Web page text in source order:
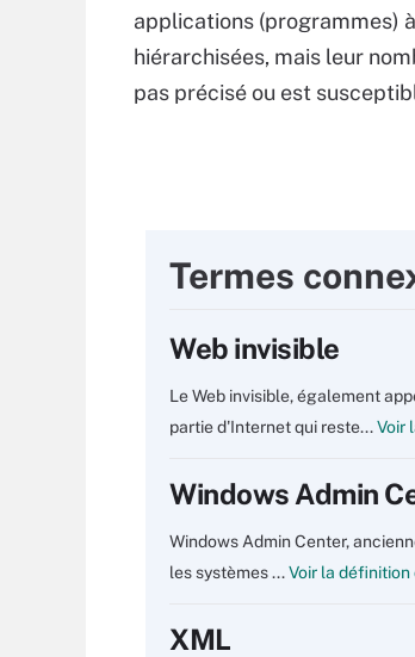
applications (programmes)
hiérarchisées, mais leur
pas précisé ou est
Termes
Web invisible
Le Web invisible, également
partie d'Internet qui reste...Voir
Windows Admin
Windows Admin Center,
les systèmes ...Voir la
XML